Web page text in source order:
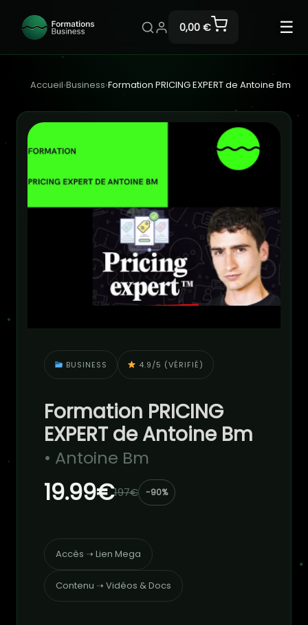
0,00 € ☰
Accueil›Business›Formation PRICING EXPERT de Antoine Bm
BUSINESS 4.9/5 (VÉRIFIÉ)
Formation PRICING
EXPERT de Antoine Bm
• Antoine Bm
19.99€197€ -90%
Accès ➝ Lien Mega
Contenu ➝ Vidéos & Docs